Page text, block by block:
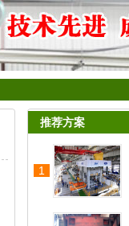
推荐方案
1